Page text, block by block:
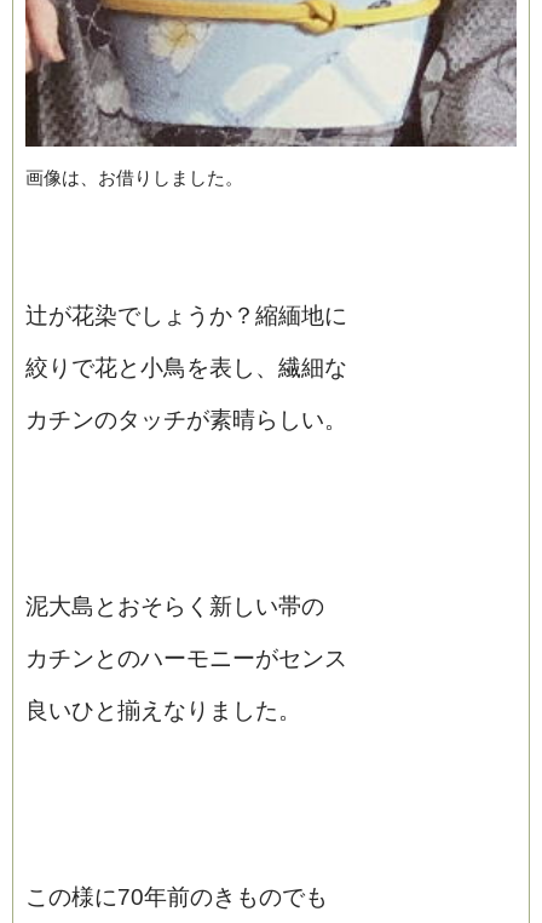
画像は、お借りしました。
辻が花染でしょうか？縮緬地に
絞りで花と小鳥を表し、繊細な
カチンのタッチが素晴らしい。
泥大島とおそらく新しい帯の
カチンとのハーモニーがセンス
良いひと揃えなりました。
この様に70年前のきものでも